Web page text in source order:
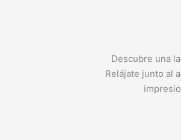
Descubre una
Relájate junto al